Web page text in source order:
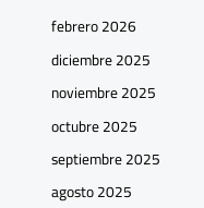
febrero 2026
diciembre 2025
noviembre 2025
octubre 2025
septiembre 2025
agosto 2025